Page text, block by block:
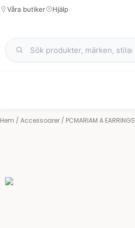
Hoppa
Våra butiker Hjälp
Hem / Accessoarer / PCMARIAM A EARRINGS